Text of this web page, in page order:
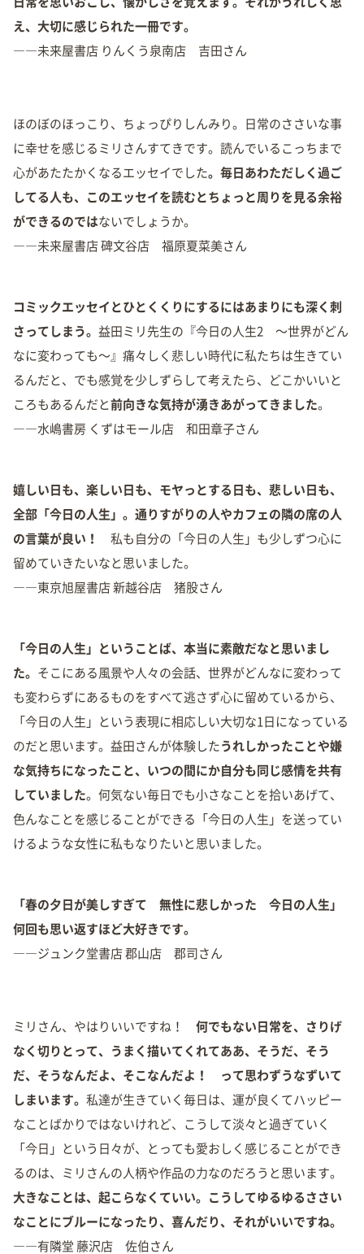
え、大切に感じられた一冊です。
――未来屋書店 りんくう泉南店 吉田さん
ほのぼのほっこり、ちょっぴりしんみり。日常のささいな事
に幸せを感じるミリさんすてきです。読んでいるこっちまで
心があたたかくなるエッセイでした。毎日あわただしく過ご
してる人も、このエッセイを読むとちょっと周りを見る余裕
ができるのではないでしょうか。
――未来屋書店 碑文谷店 福原夏菜美さん
コミックエッセイとひとくくりにするにはあまりにも深く刺
さってしまう。 益田ミリ先生の『今日の人生2 〜世界がどん
なに変わっても〜』痛々しく悲しい時代に私たちは生きてい
るんだと、でも感覚を少しずらして考えたら、どこかいいと
ころもあるんだと 前向きな気持が湧きあがってきました。
――水嶋書房 くずはモール店 和田章子さん
嬉しい日も、楽しい日も、モヤっとする日も、悲しい日も、
全部「今日の人生」。通りすがりの人やカフェの隣の席の人
の言葉が良い！
私も自分の「今日の人生」も少しずつ心に
留めていきたいなと思いました。
――東京旭屋書店 新越谷店 猪股さん
「今日の人生」ということば、 本当に素敵だなと思いまし
た。 そこにある風景や人々の会話、世界がどんなに変わって
も変わらずにあるものをすべて逃さず心に留めているから、
「今日の人生」という表現に相応しい大切な1日になっている
のだと思います。益田さんが体験した うれしかったことや嫌
な気持ちになったこと、いつの間にか自分も同じ感情を共有
していました。何気ない毎日でも小さなことを拾いあげて、
色んなことを感じることができる「今日の人生」を送ってい
けるような女性に私もなりたいと思いました。
「春の夕日が美しすぎて 無性に悲しかった 今日の人生」
何回も思い返すほど大好きです。
――ジュンク堂書店 郡山店 郡司さん
ミリさん、やはりいいですね！
何でもない日常を、さりげ
なく切りとって、うまく描いてくれてああ、そうだ、そう
だ、そうなんだよ、そこなんだよ！ って思わずうなずいて
しまいます。 私達が生きていく毎日は、運が良くてハッピー
なことばかりではないけれど、こうして淡々と過ぎていく
「今日」という日々が、とっても愛おしく感じることができ
るのは、ミリさんの人柄や作品の力なのだろうと思います。
大きなことは、起こらなくていい。こうしてゆるゆるささい
なことにブルーになったり、喜んだり、それがいいですね。
――有隣堂 藤沢店 佐伯さん